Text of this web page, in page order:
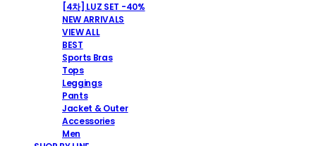
[4차] LUZ SET -40%
NEW ARRIVALS
VIEW ALL
BEST
Sports Bras
Tops
Leggings
Pants
Jacket & Outer
Accessories
Men